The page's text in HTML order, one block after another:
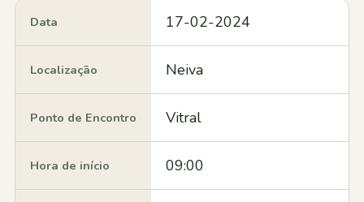
Data 17-02-2024
Localização Neiva
Ponto de Encontro Vitral
Hora de início 09:00